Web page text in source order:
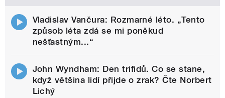
Vladislav Vančura: Rozmarné léto. „Tento
způsob léta zdá se mi poněkud
nešťastným...“
John Wyndham: Den trifidů. Co se stane,
když většina lidí přijde o zrak? Čte Norbert
Lichý